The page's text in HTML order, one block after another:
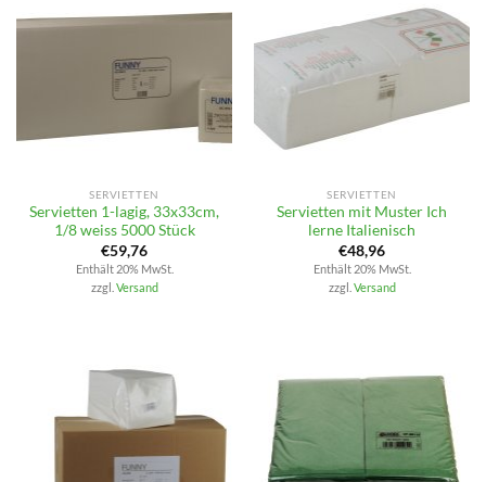
SERVIETTEN
Servietten 1-lagig, 33x33cm,
1/8 weiss 5000 Stück
€59,76
Enthält 20% MwSt.
zzgl. Versand
SERVIETTEN
Servietten mit Muster Ich
lerne Italienisch
€48,96
Enthält 20% MwSt.
zzgl. Versand